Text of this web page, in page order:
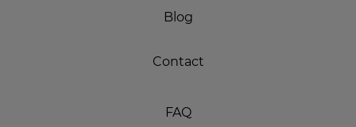
Blog
Contact
FAQ